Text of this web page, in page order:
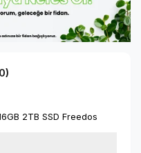
2TB SSD Freedos